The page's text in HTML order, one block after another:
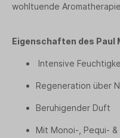
wohltuende
Eigenschaften des Paul
Intensive
Regeneration über
Beruhigender Duft
Mit Monoi-, Pequi-